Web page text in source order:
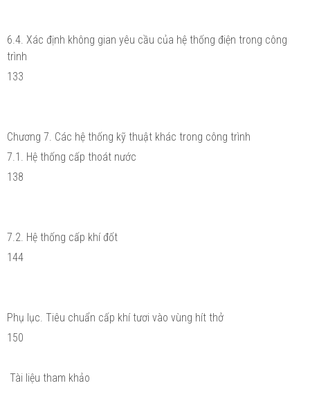
6.4. Xác định không gian yêu cầu của hệ thống điện trong công
trình
133
Chương 7. Các hệ thống kỹ thuật khác trong công trình
7.1. Hệ thống cấp thoát nước
138
7.2. Hệ thống cấp khí đốt
144
Phụ lục. Tiêu chuẩn cấp khí tươi vào vùng hít thở
150
Tài liệu tham khảo